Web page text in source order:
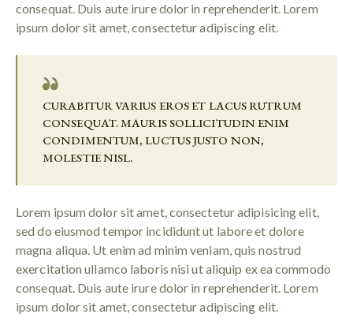
consequat. Duis aute irure dolor in reprehenderit. Lorem
ipsum dolor sit amet, consectetur adipiscing elit.
CURABITUR VARIUS EROS ET LACUS RUTRUM
CONSEQUAT. MAURIS SOLLICITUDIN ENIM
CONDIMENTUM, LUCTUS JUSTO NON,
MOLESTIE NISL.
Lorem ipsum dolor sit amet, consectetur adipisicing elit,
sed do eiusmod tempor incididunt ut labore et dolore
magna aliqua. Ut enim ad minim veniam, quis nostrud
exercitation ullamco laboris nisi ut aliquip ex ea commodo
consequat. Duis aute irure dolor in reprehenderit. Lorem
ipsum dolor sit amet, consectetur adipiscing elit.